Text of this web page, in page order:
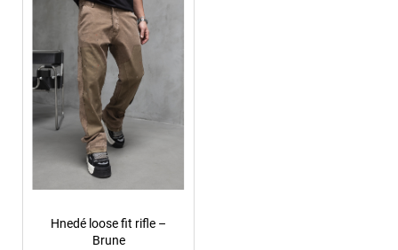
Hnedé loose fit rifle –
Brune